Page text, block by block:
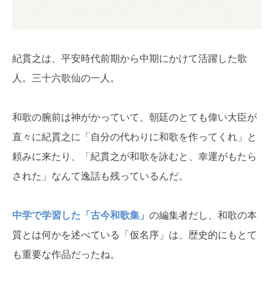
紀貫之は、平安時代前期から中期にかけて活躍した歌
人。三十六歌仙の一人。
和歌の腕前は神がかっていて、朝廷のとても偉い大臣が
直々に紀貫之に「自分の代わりに和歌を作ってくれ」と
頼みに来たり、「紀貫之が和歌を詠むと、幸運がもたら
された」なんて逸話も残っているんだ。
中学で学習した「古今和歌集」 の編集者だし、和歌の本
質とは何かを述べている「仮名序」は、歴史的にもとて
も重要な作品だったね。